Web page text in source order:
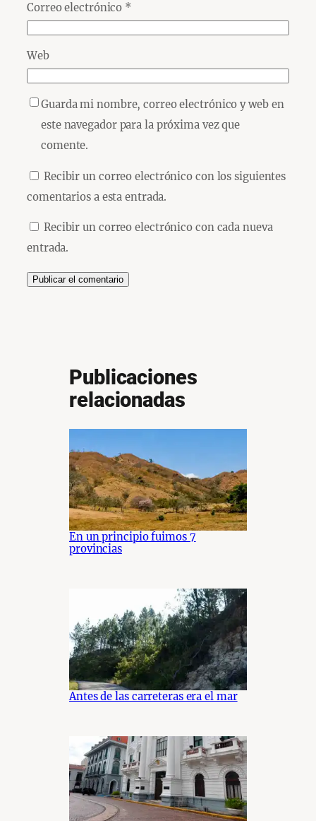
Correo electrónico *
Web
Guarda mi nombre, correo electrónico y web en
este navegador para la próxima vez que
comente.
Recibir un correo electrónico con los siguientes
comentarios a esta entrada.
Recibir un correo electrónico con cada nueva
entrada.
Publicaciones
relacionadas
En un principio fuimos 7
provincias
Antes de las carreteras era el mar